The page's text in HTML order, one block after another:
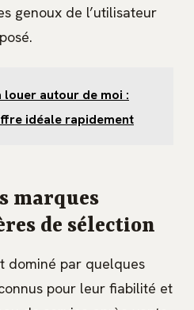
genoux de l’utilisateur
louer autour de moi :
idéale rapidement
marques
de sélection
dominé par quelques
pour leur fiabilité et